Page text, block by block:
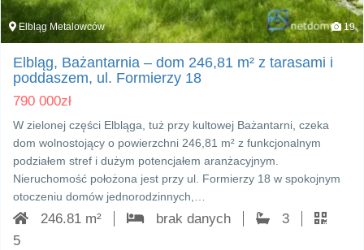
Elbląg Metalowców 19
Elbląg, Bażantarnia – dom 246,81 m² z tarasami i
poddaszem, ul. Formierzy 18
790 000zł
W zielonej części Elbląga, tuż przy kultowej Bażantarni, czeka
dom wolnostojący o powierzchni 246,81 m² z funkcjonalnym
podziałem stref i dużym potencjałem aranżacyjnym.
Nieruchomość położona jest przy ul. Formierzy 18 w spokojnym
otoczeniu domów jednorodzinnych,…
246.81 m² brak danych
3
5